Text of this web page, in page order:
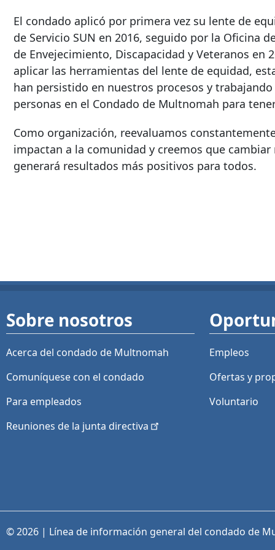
El condado aplicó por primera vez su lente de
de Servicio SUN en 2016, seguido por la Oficina
de Envejecimiento, Discapacidad y Veteranos en
aplicar las herramientas del lente de equidad,
han persistido en nuestros procesos y
personas en el Condado de Multnomah para
Como organización, reevaluamos
impactan a la comunidad y creemos que
generará resultados más positivos para todos.
Sobre nosotros
Acerca del condado de Multnomah
Comuníquese con el condado
Para empleados
Reuniones de la junta directiva
Empleos
Ofertas y
Voluntario
© 2026 | Línea de información general del condado de